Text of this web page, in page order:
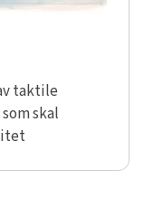
taktile
skal